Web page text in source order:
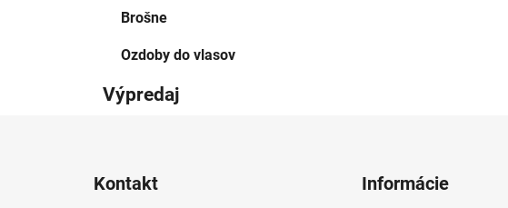
Brošne
Ozdoby do vlasov
Výpredaj
Kontakt Informácie